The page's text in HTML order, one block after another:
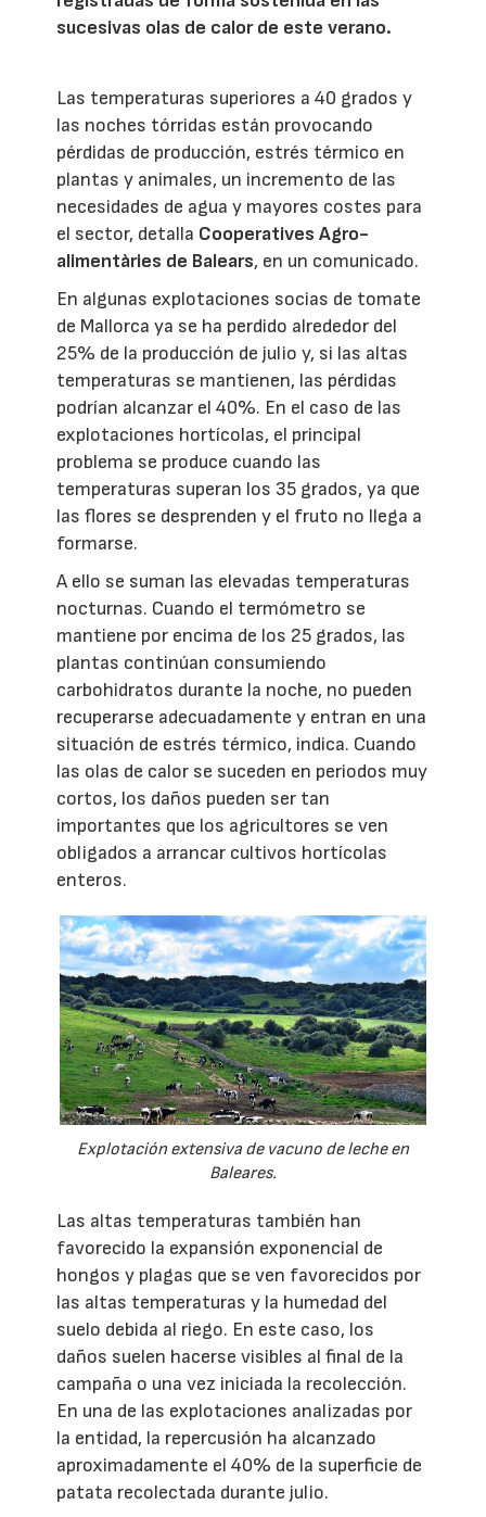
sucesivas olas de calor de este verano.
Las temperaturas superiores a 40 grados y
las noches tórridas están provocando
pérdidas de producción, estrés térmico en
plantas y animales, un incremento de las
necesidades de agua y mayores costes para
el sector, detalla Cooperatives Agro-
alimentàries de Balears, en un comunicado.
En algunas explotaciones socias de tomate
de Mallorca ya se ha perdido alrededor del
25% de la producción de julio y, si las altas
temperaturas se mantienen, las pérdidas
podrían alcanzar el 40%. En el caso de las
explotaciones hortícolas, el principal
problema se produce cuando las
temperaturas superan los 35 grados, ya que
las flores se desprenden y el fruto no llega a
formarse.
A ello se suman las elevadas temperaturas
nocturnas. Cuando el termómetro se
mantiene por encima de los 25 grados, las
plantas continúan consumiendo
carbohidratos durante la noche, no pueden
recuperarse adecuadamente y entran en una
situación de estrés térmico, indica. Cuando
las olas de calor se suceden en periodos muy
cortos, los daños pueden ser tan
importantes que los agricultores se ven
obligados a arrancar cultivos hortícolas
enteros.
Explotación extensiva de vacuno de leche en
Baleares.
Las altas temperaturas también han
favorecido la expansión exponencial de
hongos y plagas que se ven favorecidos por
las altas temperaturas y la humedad del
suelo debida al riego. En este caso, los
daños suelen hacerse visibles al final de la
campaña o una vez iniciada la recolección.
En una de las explotaciones analizadas por
la entidad, la repercusión ha alcanzado
aproximadamente el 40% de la superficie de
patata recolectada durante julio.